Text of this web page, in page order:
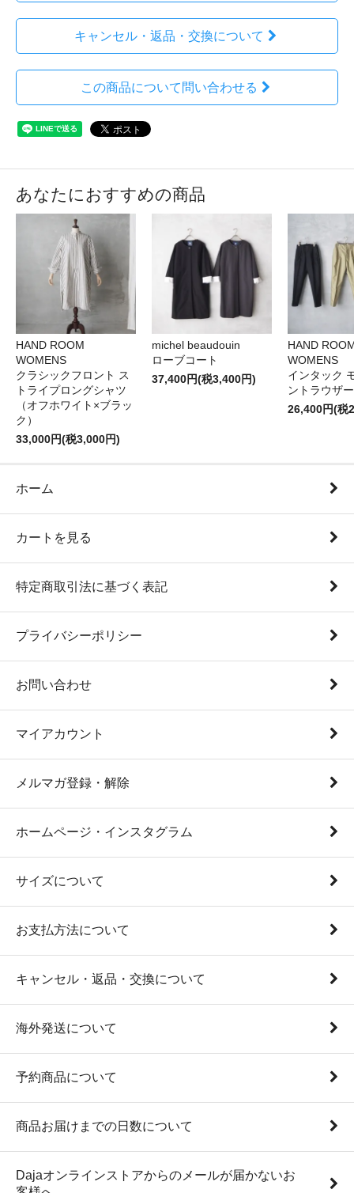
キャンセル・返品・交換について
この商品について問い合わせる
あなたにおすすめの商品
HAND ROOM
WOMENS
クラシックフロント ス
トライプロングシャツ
（オフホワイト×ブラッ
ク）
33,000円(税3,000円)
michel beaudouin
ローブコート
37,400円(税3,400円)
HAND
WOMENS
インタック
ントラウザ
26,400円(税
ホーム
カートを見る
特定商取引法に基づく表記
プライバシーポリシー
お問い合わせ
マイアカウント
メルマガ登録・解除
ホームページ・インスタグラム
サイズについて
お支払方法について
キャンセル・返品・交換について
海外発送について
予約商品について
商品お届けまでの日数について
Dajaオンラインストアからのメールが届かないお